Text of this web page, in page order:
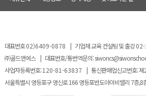
대표번호02)6409-0878 | 기업체 교육 컨설팅 및 출강
㈜골드앤에스 | 대표번호/통번역문의:
사업자등록번호:120-81-63837 | 통신판매업신고번호: 제
서울특별시 영등포구 영신로 166 영등포반도아이비밸리 7층,8